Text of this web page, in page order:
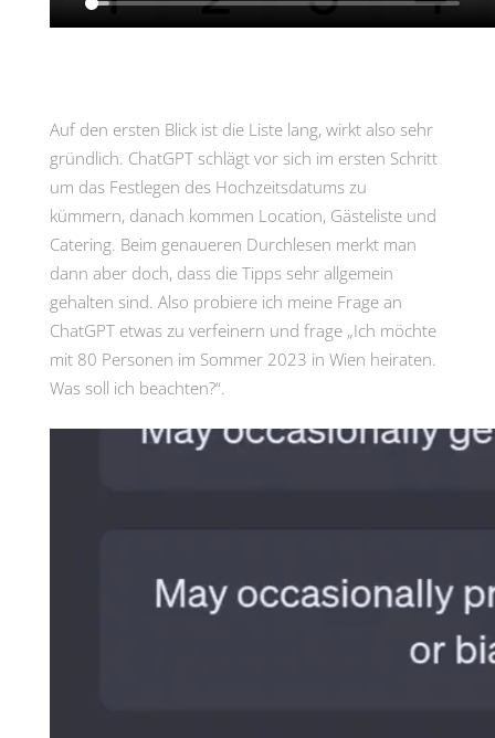
Auf den ersten Blick ist die Liste lang, wirkt also sehr
gründlich. ChatGPT schlägt vor sich im ersten Schritt
um das Festlegen des Hochzeitsdatums zu
kümmern, danach kommen Location, Gästeliste und
Catering. Beim genaueren Durchlesen merkt man
dann aber doch, dass die Tipps sehr allgemein
gehalten sind. Also probiere ich meine Frage an
ChatGPT etwas zu verfeinern und frage „Ich möchte
mit 80 Personen im Sommer 2023 in Wien heiraten.
Was soll ich beachten?“.